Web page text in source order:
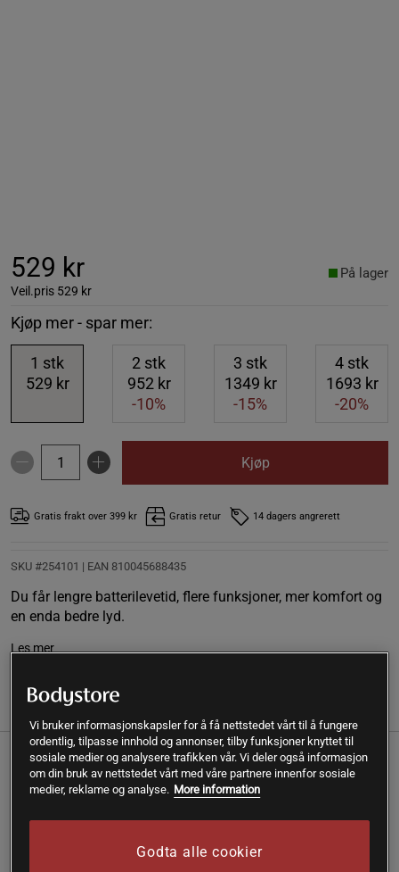
529 kr
Veil.pris 529 kr
På lager
Kjøp mer - spar mer:
1 stk
529 kr
2 stk
952 kr
-10%
3 stk
1349 kr
-15%
4 stk
1693 kr
-20%
Kjøp
Gratis frakt over 399 kr Gratis retur 14 dagers angrerett
SKU #254101 | EAN 810045688435
Du får lengre batterilevetid, flere funksjoner, mer komfort og
en enda bedre lyd.
Les mer
Informasjon
Du får lengre batterilevetid, flere funksjoner, mer komfort og
en enda bedre lyd.
Førsteklasses lydkvalitet
Lang batterilevetid
Vi bruker informasjonskapsler for å få nettstedet vårt til å fungere
ordentlig, tilpasse innhold og annonser, tilby funksjoner knyttet til
sosiale medier og analysere trafikken vår. Vi deler også informasjon
om din bruk av nettstedet vårt med våre partnere innenfor sosiale
medier, reklame og analyse. More information
Godta alle cookier